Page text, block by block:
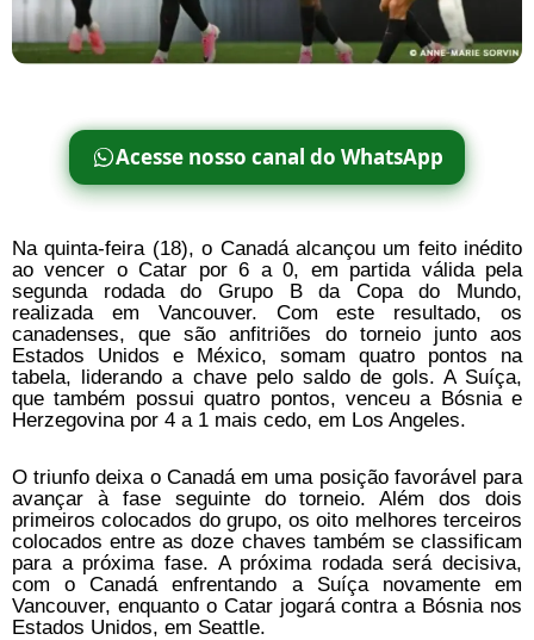
Acesse nosso canal do WhatsApp
Na quinta-feira (18), o Canadá alcançou um feito inédito
ao vencer o Catar por 6 a 0, em partida válida pela
segunda rodada do Grupo B da Copa do Mundo,
realizada em Vancouver. Com este resultado, os
canadenses, que são anfitriões do torneio junto aos
Estados Unidos e México, somam quatro pontos na
tabela, liderando a chave pelo saldo de gols. A Suíça,
que também possui quatro pontos, venceu a Bósnia e
Herzegovina por 4 a 1 mais cedo, em Los Angeles.
O triunfo deixa o Canadá em uma posição favorável para
avançar à fase seguinte do torneio. Além dos dois
primeiros colocados do grupo, os oito melhores terceiros
colocados entre as doze chaves também se classificam
para a próxima fase. A próxima rodada será decisiva,
com o Canadá enfrentando a Suíça novamente em
Vancouver, enquanto o Catar jogará contra a Bósnia nos
Estados Unidos, em Seattle.